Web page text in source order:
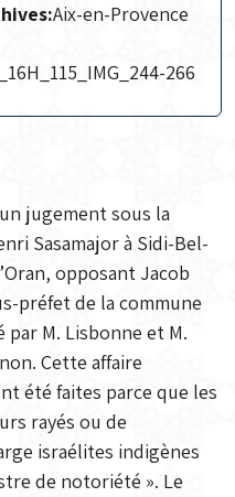
Aix-en-Provence
266
jugement sous la
Sasamajor à Sidi-Bel-
opposant Jacob
préfet de la commune
M. Lisbonne et M.
Cette affaire
été faites parce que les
rayés ou de
israélites indigènes
de notoriété ». Le